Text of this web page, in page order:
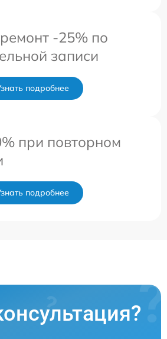
-25% по
записи
подробнее
при повторном
подробнее